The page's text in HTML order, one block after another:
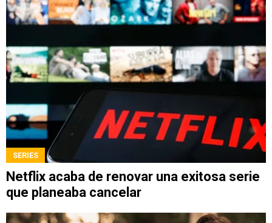
SERIES
Netflix acaba de renovar una exitosa serie
que planeaba cancelar